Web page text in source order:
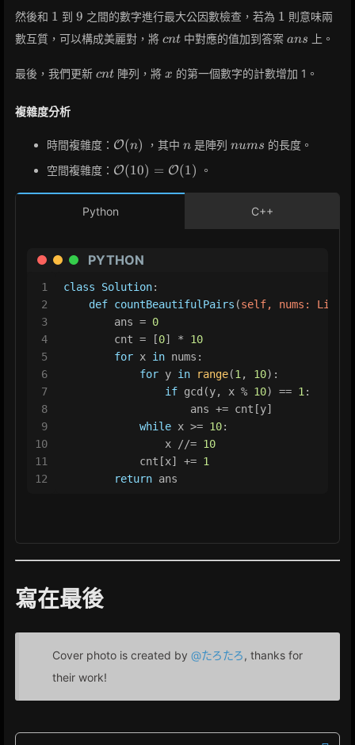
10
然後和 11 到 9
9 之間的數字進行最大公因數檢查，若為 11 則意味兩
數互質，可以構成美麗對，將 cnt
cnt 中對應的值加到答案 ans
ans 上。
最後，我們更新 cnt
cnt 陣列，將 x
x 的第一個數字的計數增加 1。
複雜度分析
時間複雜度： \mathcal{O}
(n)
O(n) ，其中n
n 是陣列nums
nums 的長度。
空間複雜度： \mathcal{O}
(10) =
\mathcal{O}
(1)
O(10) = O(1) 。
Python C++
PYTHON
1
2
3
4
5
6
7
8
9
10
11
12
class Solution:
def countBeautifulPairs (self, nums: List
        ans =
0
        cnt = [
0] * 10
for x in nums:
for y in range(1 , 10):
if gcd(y, x % 10) == 1 :
                    ans += cnt[y]
while x >= 10:
                x //=
10
            cnt[x] +=
1
return ans
寫在最後
Cover photo is created by @たろたろ, thanks for
their work!